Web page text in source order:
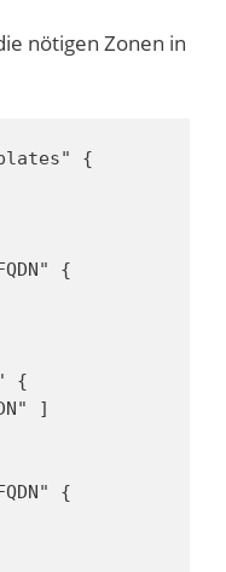
nötigen Zonen in
{
{
{
]
{